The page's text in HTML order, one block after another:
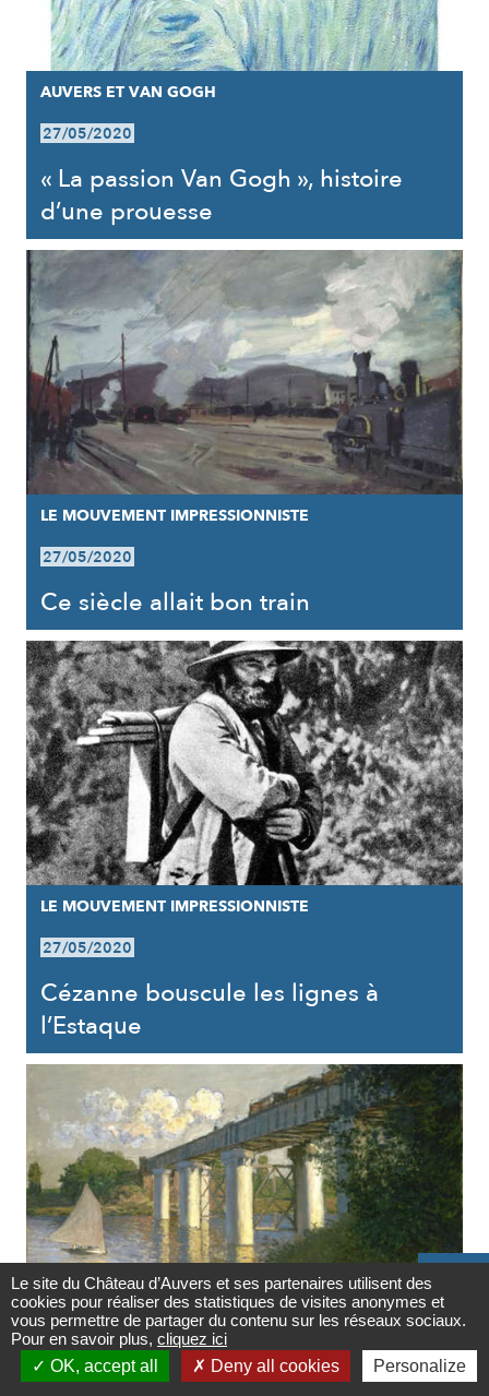
Contact

Newsletter
AUVERS ET VAN GOGH
27/05/2020
« La passion Van Gogh », histoire
d’une prouesse
LE MOUVEMENT IMPRESSIONNISTE
27/05/2020
Ce siècle allait bon train
LE MOUVEMENT IMPRESSIONNISTE
27/05/2020
Cézanne bouscule les lignes à
l’Estaque
LE MOUVEMENT IMPRESSIONNISTE
27/05/2020
Le site du Château d’Auvers et ses partenaires utilisent des
cookies pour réaliser des statistiques de visites anonymes et
vous permettre de partager du contenu sur les réseaux sociaux.
Pour en savoir plus, cliquez ici
OK, accept all
Deny all cookies Personalize